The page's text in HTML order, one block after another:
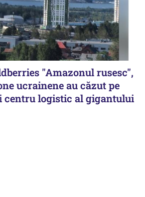
"Amazonul rusesc",
ucrainene au căzut pe
centru logistic al gigantului